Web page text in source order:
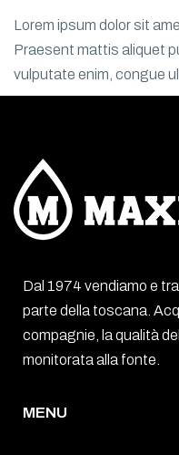
Lorem ipsum dolor sit
Praesent mattis aliquet
vulputate enim, congue
Dal 1974 vendiamo e
parte della toscana.
compagnie, la qualità
monitorata alla fonte.
MENU